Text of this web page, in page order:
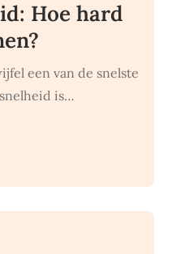
Hoe hard
een van de snelste
is…